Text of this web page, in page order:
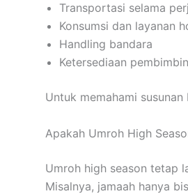
Transportasi selama
Konsumsi dan layanan
Handling bandara
Ketersediaan
Untuk memahami
Apakah Umroh High
Umroh high season tetap
Misalnya, jamaah hanya